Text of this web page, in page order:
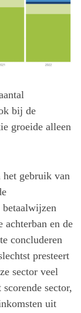
bij de
groeide alleen
het gebruik van
betaalwijzen
achterban en de
concluderen
presteert
sector veel
sector,
uit